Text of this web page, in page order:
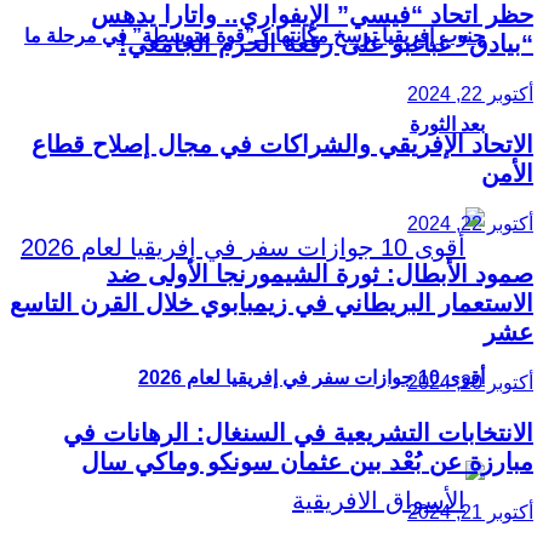
جنوب إفريقيا ترسخ مكانتها كـ”قوة متوسطة” في مرحلة ما
بعد الثورة
أقوى 10 جوازات سفر في إفريقيا لعام 2026
حظر اتحاد “فيسي” الإيفواري.. واتارا يدهس
“بيادق” غباغبو على رقعة الحرم الجامعي!
أكتوبر 22, 2024
الاتحاد الإفريقي والشراكات في مجال إصلاح قطاع
الأمن
أكتوبر 22, 2024
صمود الأبطال: ثورة الشيمورنجا الأولى ضد
الاستعمار البريطاني في زيمبابوي خلال القرن التاسع
عشر
أكتوبر 20, 2024
الانتخابات التشريعية في السنغال: الرهانات في
مبارزة عن بُعْد بين عثمان سونكو وماكي سال
أكتوبر 21, 2024